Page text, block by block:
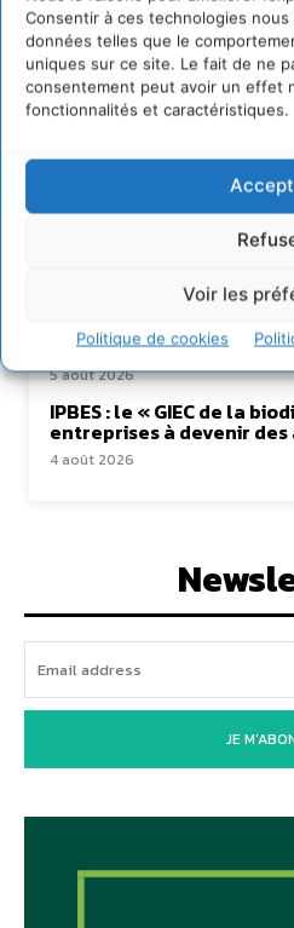
Consentir à ces technologies
données telles que le
uniques sur ce site. Le fait de ne
consentement peut avoir un effet
fonctionnalités et caractéristiques.
Voir les
Politique de cookies
Lire aussi
coopération avec un
d’Accompagnement des
Soutenir un pastoralisme
S’inspirer de l’arbre
économique régénératif
5 août 2026
IPBES : le « GIEC de la
entreprises à devenir
4 août 2026
JE